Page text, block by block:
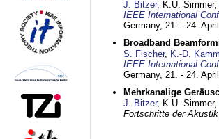
J. Bitzer, K.U. Simmer,
IEEE International
Germany, 21. - 24.
Broadband
S. Fischer, K.-D.
IEEE International
Germany, 21. - 24.
Mehrkanalige
J. Bitzer, K.U. Simmer,
Fortschritte der